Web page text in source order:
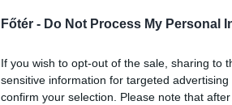
Főtér - Do Not Process My Personal
If you wish to opt-out of the sale, sharing to
sensitive information for targeted
confirm your selection. Please note that